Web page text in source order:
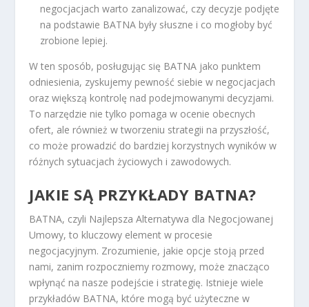
negocjacjach warto zanalizować, czy decyzje podjęte
na podstawie BATNA były słuszne i co mogłoby być
zrobione lepiej.
W ten sposób, posługując się BATNA jako punktem
odniesienia, zyskujemy pewność siebie w negocjacjach
oraz większą kontrolę nad podejmowanymi decyzjami.
To narzędzie nie tylko pomaga w ocenie obecnych
ofert, ale również w tworzeniu strategii na przyszłość,
co może prowadzić do bardziej korzystnych wyników w
różnych sytuacjach życiowych i zawodowych.
JAKIE SĄ PRZYKŁADY BATNA?
BATNA, czyli Najlepsza Alternatywa dla Negocjowanej
Umowy, to kluczowy element w procesie
negocjacyjnym. Zrozumienie, jakie opcje stoją przed
nami, zanim rozpoczniemy rozmowy, może znacząco
wpłynąć na nasze podejście i strategię. Istnieje wiele
przykładów BATNA, które mogą być użyteczne w